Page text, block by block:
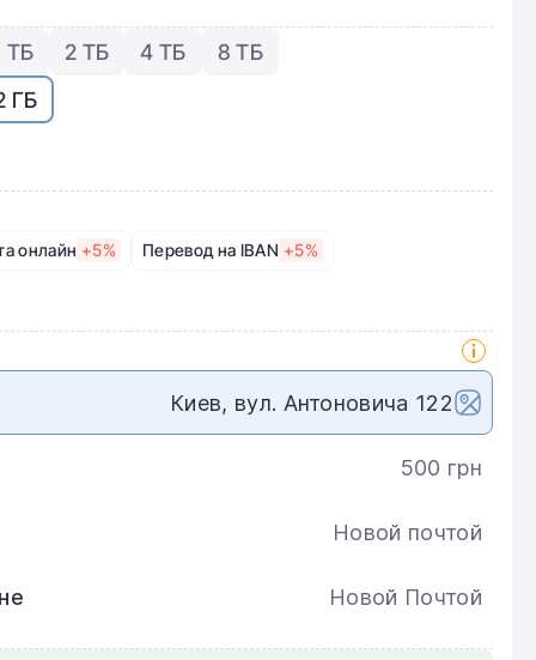
ТБ 2 ТБ 4 ТБ
8 ТБ
ГБ
онлайн +5% Перевод на IBAN +5%
Киев, вул. Антоновича 122
500 грн
Новой почтой
Новой Почтой